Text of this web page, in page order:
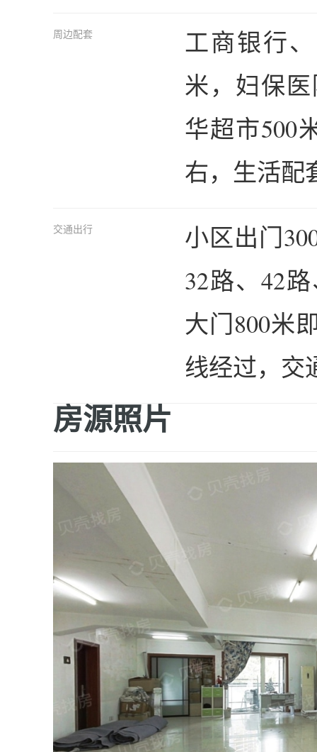
周边配套
工商银行
米，妇保
华超市500
右，生活配
交通出行
小区出门
32路、42
大门800米
线经过，交
房源照片